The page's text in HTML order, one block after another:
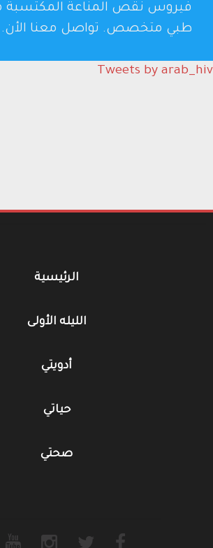
فيروس نقص المناعة المكتسبة
طبي متخصص. تواصل معنا الأن.
Tweets by
الرئيسية
الليله الأولى
أدويتي
حياتي
صحتي